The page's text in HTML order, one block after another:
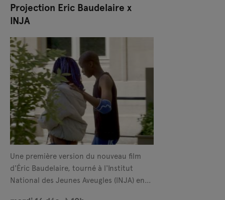
Projection Eric Baudelaire x
INJA
Une première version du nouveau film
d'Éric Baudelaire, tourné à l'Institut
National des Jeunes Aveugles (INJA) en